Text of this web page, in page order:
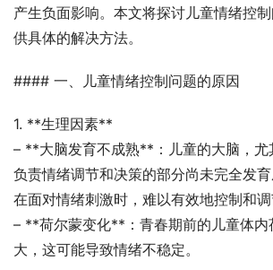
产生负面影响。本文将探讨儿童情绪控
供具体的解决方法。
#### 一、儿童情绪控制问题的原因
1. **生理因素**
– **大脑发育不成熟**：儿童的大脑，尤
负责情绪调节和决策的部分尚未完全发
在面对情绪刺激时，难以有效地控制和调
– **荷尔蒙变化**：青春期前的儿童体内
大，这可能导致情绪不稳定。